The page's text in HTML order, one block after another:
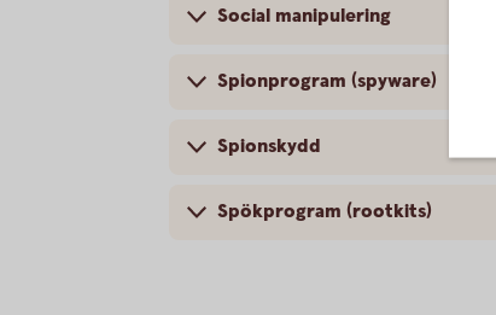
Social manipulering
Spionprogram (spyware)
Spionskydd
Spökprogram (rootkits)